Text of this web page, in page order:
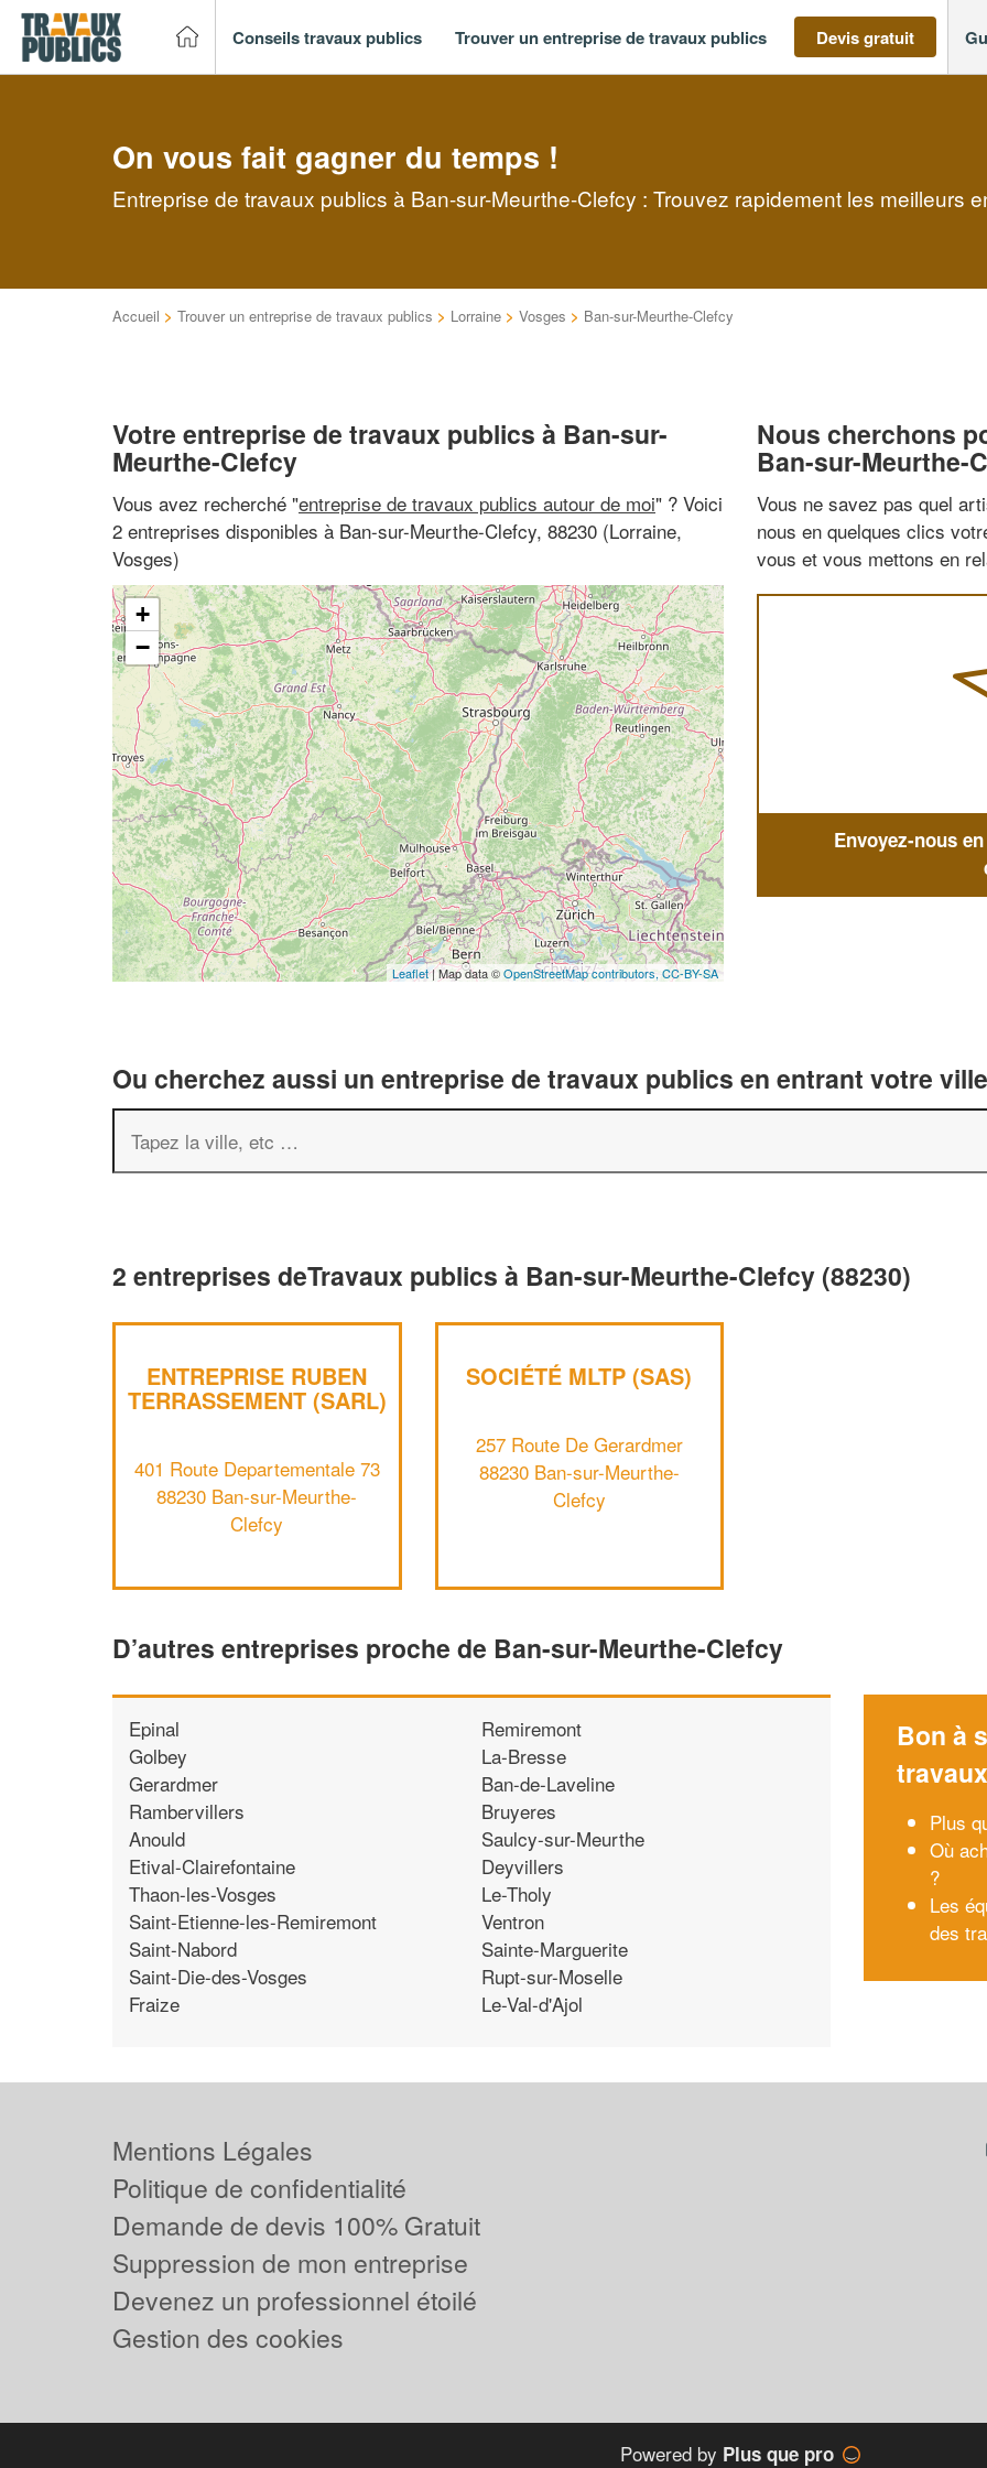
Conseils travaux publics Trouver un entreprise de travaux publics Devis gratuit
On vous fait gagner du temps !
Entreprise de travaux publics à Ban-sur-Meurthe-Clefcy : Trouvez rapidement les meilleurs
Accueil > Trouver un entreprise de travaux publics > Lorraine > Vosges > Ban-sur-Meurthe-Clefcy
Votre entreprise de travaux publics à Ban-sur-
Meurthe-Clefcy
Vous avez recherché "entreprise de travaux publics autour de moi" ? Voici
2 entreprises disponibles à Ban-sur-Meurthe-Clefcy, 88230 (Lorraine,
Vosges)
+
−
Leaflet| Map data ©OpenStreetMap contributors, CC-BY-SA
Nous cherchons
Ban-sur-Meurthe-
Vous ne savez pas quel
nous en quelques clics
vous et vous mettons en
Envoyez-nous
Ou cherchez aussi un entreprise de travaux publics en entrant votre
2 entreprises deTravaux publics à Ban-sur-Meurthe-Clefcy (88230)
ENTREPRISE RUBEN
TERRASSEMENT (SARL)
401 Route Departementale 73
88230 Ban-sur-Meurthe-
Clefcy
SOCIÉTÉ MLTP (SAS)
257 Route De Gerardmer
88230 Ban-sur-Meurthe-
Clefcy
D’autres entreprises proche de Ban-sur-Meurthe-Clefcy
Epinal
Golbey
Gerardmer
Rambervillers
Anould
Etival-Clairefontaine
Thaon-les-Vosges
Saint-Etienne-les-Remiremont
Saint-Nabord
Saint-Die-des-Vosges
Fraize
Remiremont
La-Bresse
Ban-de-Laveline
Bruyeres
Saulcy-sur-Meurthe
Deyvillers
Le-Tholy
Ventron
Sainte-Marguerite
Rupt-sur-Moselle
Le-Val-d'Ajol
Bon à
travaux
Plus
Où
?
Les
des
Mentions Légales
Politique de confidentialité
Demande de devis 100% Gratuit
Suppression de mon entreprise
Devenez un professionnel étoilé
Gestion des cookies
Powered by Plus que pro